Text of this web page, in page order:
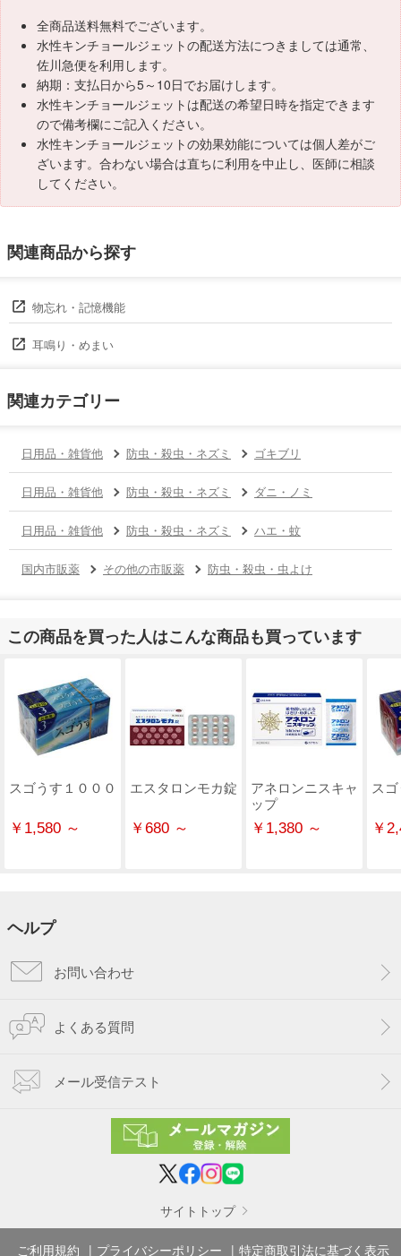
全商品送料無料でございます。
水性キンチョールジェットの配送方法につきましては通常、
佐川急便を利用します。
納期：支払日から5～10日でお届けします。
水性キンチョールジェットは配送の希望日時を指定できます
ので備考欄にご記入ください。
水性キンチョールジェットの効果効能については個人差がご
ざいます。合わない場合は直ちに利用を中止し、医師に相談
してください。
関連商品から探す
物忘れ・記憶機能
耳鳴り・めまい
関連カテゴリー
日用品・雑貨他 防虫・殺虫・ネズミ ゴキブリ
日用品・雑貨他 防虫・殺虫・ネズミ ダニ・ノミ
日用品・雑貨他 防虫・殺虫・ネズミ ハエ・蚊
国内市販薬 その他の市販薬 防虫・殺虫・虫よけ
この商品を買った人はこんな商品も買っています
スゴうす１０００
￥1,580 ～
エスタロンモカ錠
￥680 ～
アネロンニスキャ
ップ
￥1,380 ～
ス
￥
ヘルプ
お問い合わせ
よくある質問
メール受信テスト
サイトトップ
ご利用規約 プライバシーポリシー 特定商取引法に基づく表示